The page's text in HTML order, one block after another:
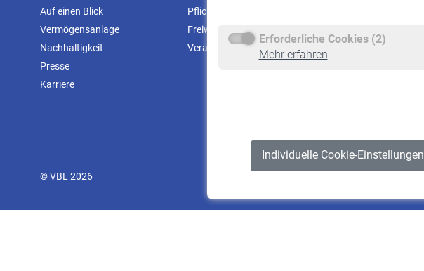
Erforderliche Cookies (2)
Mehr erfahren
Individuelle Cookie-Einstellungen
Auf einen Blick
Vermögensanlage
Nachhaltigkeit
Presse
Karriere
Pflichtversicherung
Freiwillige Versicherung
Veranstaltungen
Staatliche Förderung
© VBL 2026